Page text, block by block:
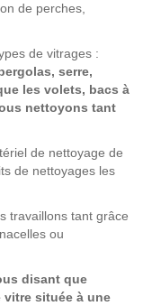
de perches,
de vitrages :
serre,
les volets, bacs à
nettoyons tant
de nettoyage de
de nettoyages les
travaillons tant grâce
ou
disant que
vitre située à une